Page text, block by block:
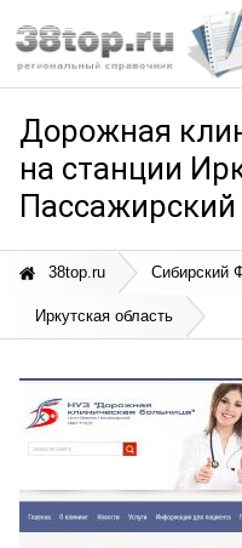
Дорожная
на станции
38top.ru Сибирский
Иркутская область